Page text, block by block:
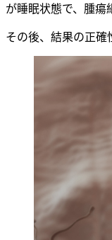
が睡眠状態で、腫瘍
その後、結果の正確